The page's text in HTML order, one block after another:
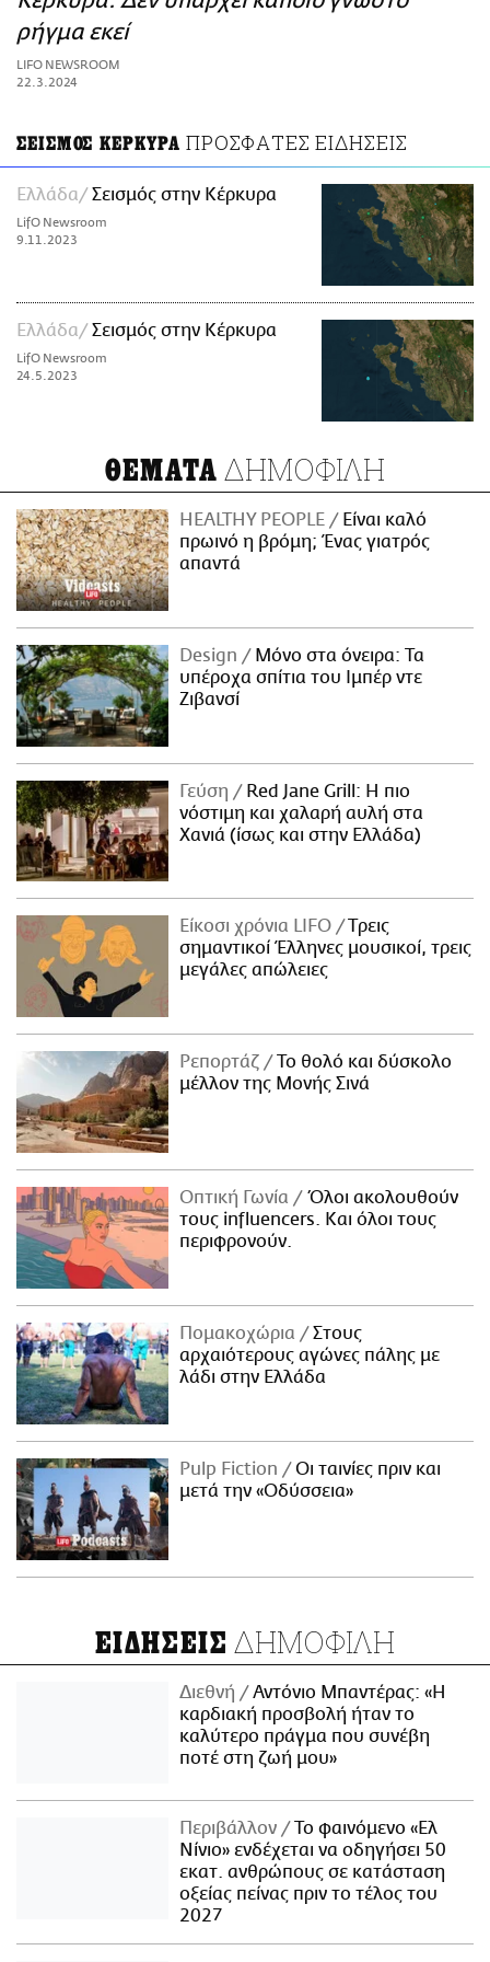
ΑΜΠΑ
PRINT
ρήγμα εκεί
LIFO NEWSROOM
22.3.2024
ΣΕΙΣΜΟΣ ΚΕΡΚΥΡΑ ΠΡΟΣΦΑΤΕΣ ΕΙΔΗΣΕΙΣ
Ελλάδα Σεισμός στην Κέρκυρα
LifO Newsroom
9.11.2023
Ελλάδα Σεισμός στην Κέρκυρα
LifO Newsroom
24.5.2023
ΘΕΜΑΤΑ ΔΗΜΟΦΙΛΗ
HEALTHY PEOPLE
Είναι καλό
πρωινό η βρόμη; Ένας γιατρός
απαντά
Design
Μόνο στα όνειρα: Τα
υπέροχα σπίτια του Ιμπέρ ντε
Ζιβανσί
Γεύση
Red Jane Grill: Η πιο
νόστιμη και χαλαρή αυλή στα
Χανιά (ίσως και στην Ελλάδα)
Είκοσι χρόνια LIFO
Tρεις
σημαντικοί Έλληνες μουσικοί, τρεις
μεγάλες απώλειες
Ρεπορτάζ
Το θολό και δύσκολο
μέλλον της Μονής Σινά
Οπτική Γωνία
Όλοι ακολουθούν
τους influencers. Και όλοι τους
περιφρονούν.
Πομακοχώρια
Στους
αρχαιότερους αγώνες πάλης με
λάδι στην Ελλάδα
Pulp Fiction
Οι ταινίες πριν και
μετά την «Οδύσσεια»
ΕΙΔΗΣΕΙΣ ΔΗΜΟΦΙΛΗ
Διεθνή
Αντόνιο Μπαντέρας: «Η
καρδιακή προσβολή ήταν το
καλύτερο πράγμα που συνέβη
ποτέ στη ζωή μου»
Περιβάλλον
Το φαινόμενο «Ελ
Νίνιο» ενδέχεται να οδηγήσει 50
εκατ. ανθρώπους σε κατάσταση
οξείας πείνας πριν το τέλος του
2027